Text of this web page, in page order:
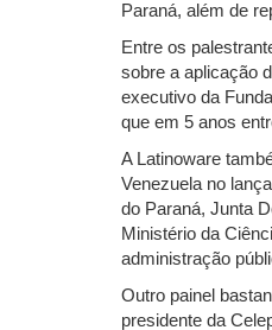
Paraná, além de
Entre os
sobre a aplicação
executivo da
que em 5 anos
A Latinoware
Venezuela no
do Paraná, Junta
Ministério da
administração
Outro painel
presidente da